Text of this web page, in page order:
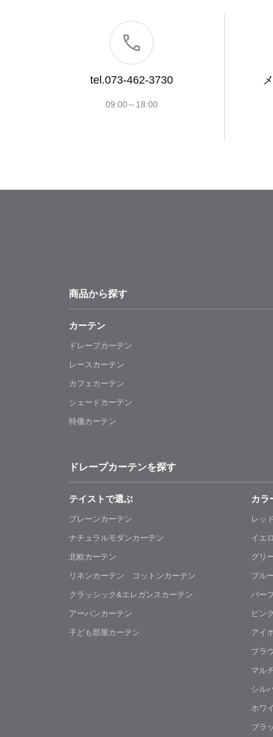
tel.073-462-3730
09:00～18:00
商品から探す
カーテン
ドレープカーテン
レースカーテン
カフェカーテン
シェードカーテン
特価カーテン
ドレープカーテンを探す
テイストで選ぶ
プレーンカーテン
ナチュラルモダンカーテン
北欧カーテン
リネンカーテン コットンカーテン
クラッシック&エレガンスカーテン
アーバンカーテン
子ども部屋カーテン
カラ
レッ
イエ
グリ
ブル
パー
ピン
アイ
ブラ
マル
シル
ホワ
ブラ